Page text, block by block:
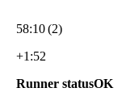
58:10 (2)
+1:52
Runner statusOK